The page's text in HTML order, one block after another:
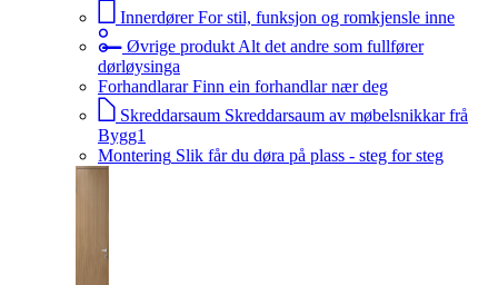
Innerdører For stil, funksjon og romkjensle inne
Øvrige produkt Alt det andre som fullfører
dørløysinga
Forhandlarar Finn ein forhandlar nær deg
Skreddarsaum Skreddarsaum av møbelsnikkar frå
Bygg1
Montering Slik får du døra på plass - steg for steg